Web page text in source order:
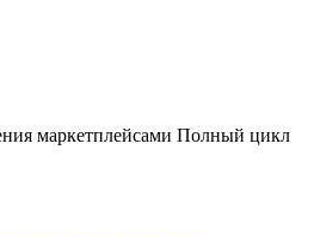
маркетплейсами Полный цикл